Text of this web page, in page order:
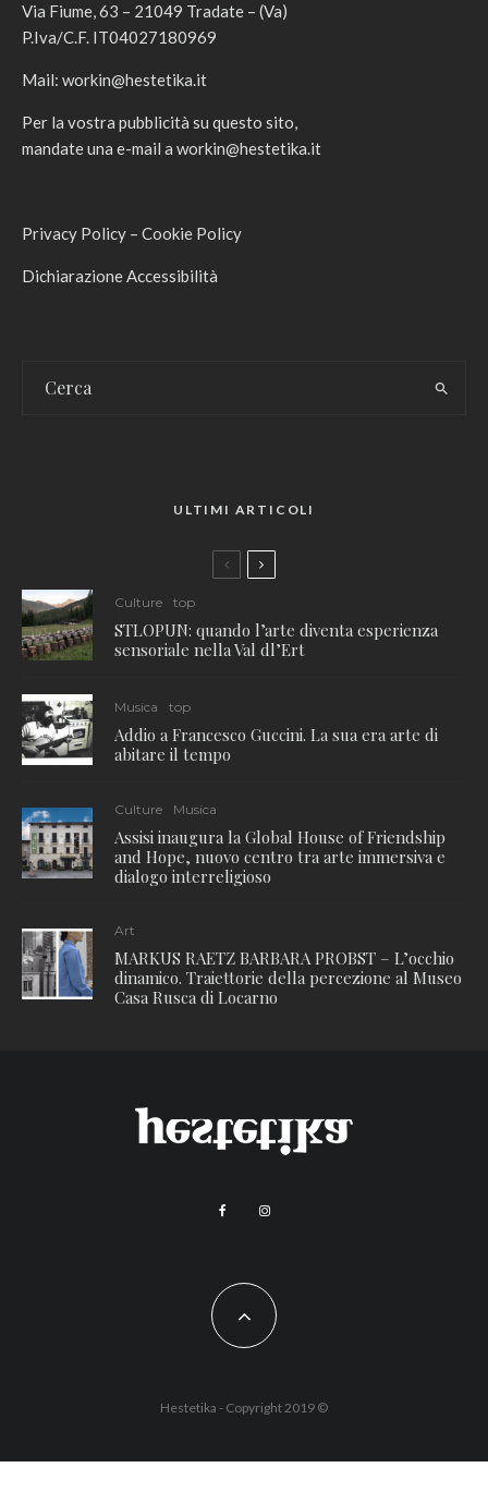
Via Fiume, 63 – 21049 Tradate – (Va)
P.Iva/C.F. IT04027180969
Mail: workin@hestetika.it
Per la vostra pubblicità su questo sito,
mandate una e-mail a workin@hestetika.it
Privacy Policy – Cookie Policy
Dichiarazione Accessibilità
ULTIMI ARTICOLI
Culture top
STLOPUN: quando l’arte diventa esperienza
sensoriale nella Val dl’Ert
Musica top
Addio a Francesco Guccini. La sua era arte di
abitare il tempo
Culture Musica
Assisi inaugura la Global House of Friendship
and Hope, nuovo centro tra arte immersiva e
dialogo interreligioso
Art
MARKUS RAETZ BARBARA PROBST – L’occhio
dinamico. Traiettorie della percezione al Museo
Casa Rusca di Locarno
Hestetika - Copyright 2019 ©